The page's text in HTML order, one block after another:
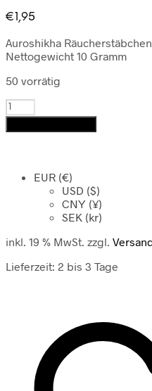
€1,95
Auroshikha
Nettogewicht 10 Gramm
50 vorrätig
Auroshikha
Räucherstäbchen
Tuberose
EUR (€)
USD ($)
CNY (¥)
SEK (kr)
inkl. 19 % MwSt. zzgl.
Lieferzeit: 2 bis 3 Tage